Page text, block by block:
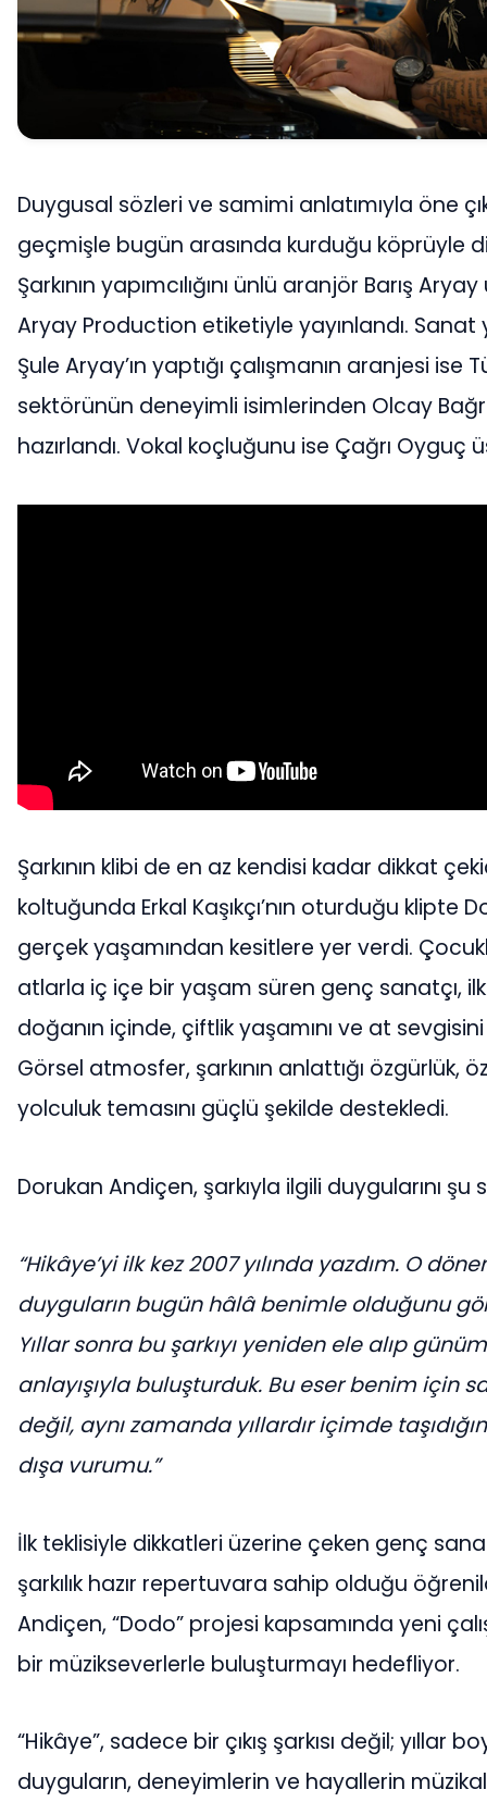
Duygusal sözleri ve samimi anlatımıyla öne
geçmişle bugün arasında kurduğu köprüyle
Şarkının yapımcılığını ünlü aranjör Barış
Aryay Production etiketiyle yayınlandı.
Şule Aryay’ın yaptığı çalışmanın aranjesi ise
sektörünün deneyimli isimlerinden Olcay
hazırlandı. Vokal koçluğunu ise Çağrı Oyguç
Şarkının klibi de en az kendisi kadar dikkat
koltuğunda Erkal Kaşıkçı’nın oturduğu klipte
gerçek yaşamından kesitlere yer verdi.
atlarla iç içe bir yaşam süren genç sanatçı,
doğanın içinde, çiftlik yaşamını ve at
Görsel atmosfer, şarkının anlattığı özgürlük,
yolculuk temasını güçlü şekilde destekledi.
Dorukan Andiçen, şarkıyla ilgili duygularını
“Hikâye’yi ilk kez 2007 yılında yazdım. O
duyguların bugün hâlâ benimle olduğunu
Yıllar sonra bu şarkıyı yeniden ele alıp
anlayışıyla buluşturduk. Bu eser benim için
değil, aynı zamanda yıllardır içimde
dışa vurumu.”
İlk teklisiyle dikkatleri üzerine çeken genç
şarkılık hazır repertuvara sahip olduğu
Andiçen, “Dodo” projesi kapsamında yeni
bir müzikseverlerle buluşturmayı hedefliyor.
“Hikâye”, sadece bir çıkış şarkısı değil; yıllar
duyguların, deneyimlerin ve hayallerin